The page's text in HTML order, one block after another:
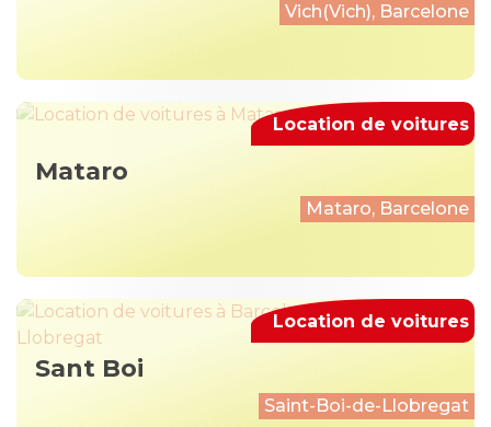
Vich(Vich), Barcelone
Mataro
Mataro, Barcelone
Location de voitures
Sant Boi
Saint-Boi-de-Llobregat
Location de voitures